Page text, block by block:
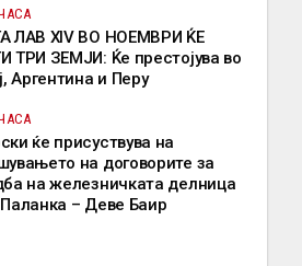
ЛАВ XIV ВО НОЕМВРИ ЌЕ
ТРИ ЗЕМЈИ: Ќе престојува во
Аргентина и Перу
ќе присуствува на
на договорите за
на железничката делница
– Деве Баир